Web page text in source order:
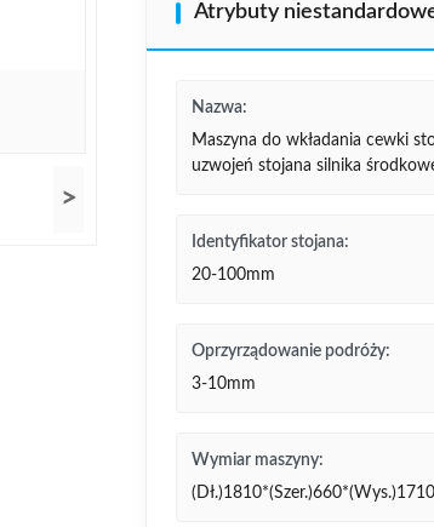
>
Atrybuty
Nazwa:
Maszyna do wkładania cewki
uzwojeń stojana silnika
Identyfikator stojana:
20-100mm
Oprzyrządowanie podróży:
3-10mm
Wymiar maszyny: